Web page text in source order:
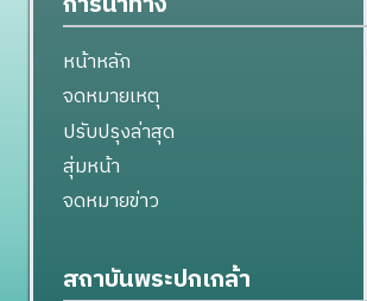
หน้าหลัก
จดหมายเหตุ
ปรับปรุงล่าสุด
สุ่มหน้า
จดหมายข่าว
สถาบันพระปกเกล้า